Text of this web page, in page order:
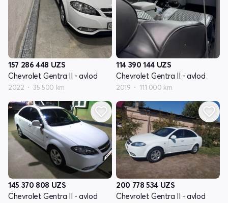
157 286 448 UZS
Chevrolet Gentra II - avlod
2022 35 500 km
114 390 144 UZS
Chevrolet Gentra II - avlod
2019 111 000 km
145 370 808 UZS
Chevrolet Gentra II - avlod
200 778 534 UZS
Chevrolet Gentra II - avlod